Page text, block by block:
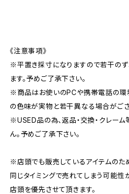
《注意事項》
※平置き採寸になりますので若干の
ます。予めご了承下さい。
※商品はお使いのPCや携帯電話の環
の色味が実物と若干異なる場合がござ
※USED品の為、返品・交換・クレー
ん。予めご了承下さい。
※店頭でも販売しているアイテムのた
同じタイミングで売れてしまう可能性
店頭を優先させて頂きます。